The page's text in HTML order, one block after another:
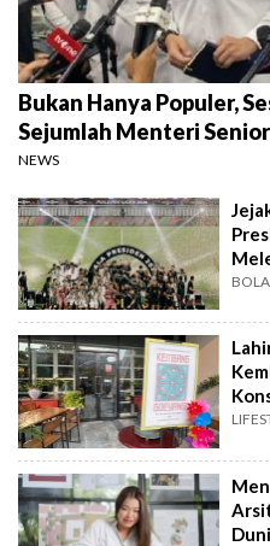
Bukan Hanya Populer,
Sejumlah Menteri
NEWS
BOLA